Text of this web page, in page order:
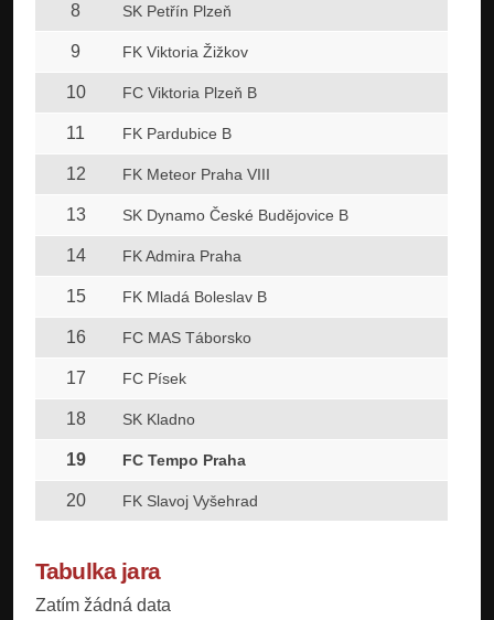
8 SK Petřín Plzeň
9 FK Viktoria Žižkov
10 FC Viktoria Plzeň B
11 FK Pardubice B
12 FK Meteor Praha VIII
13 SK Dynamo České Budějovice B
14 FK Admira Praha
15 FK Mladá Boleslav B
16 FC MAS Táborsko
17 FC Písek
18 SK Kladno
19 FC Tempo Praha
20 FK Slavoj Vyšehrad
Tabulka jara
Zatím žádná data